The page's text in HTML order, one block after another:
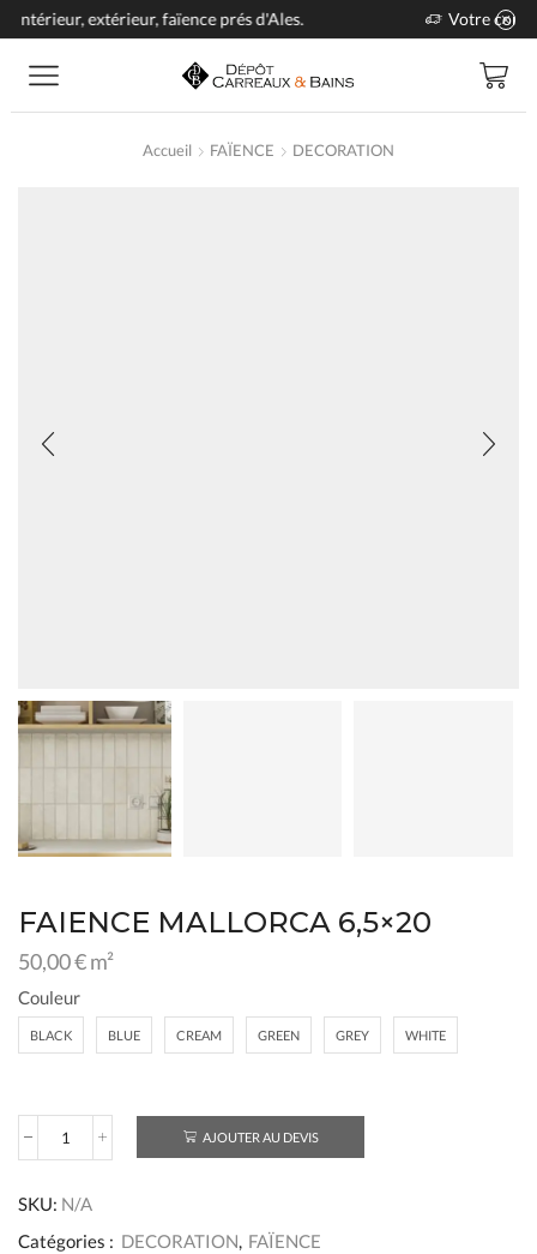
Votre commande livrée chez vous en 4 semaines
Accueil FAÏENCE DECORATION
FAIENCE MALLORCA 6,5×20
50,00€m²
Couleur
BLACK BLUE CREAM GREEN GREY WHITE
quantité
MALLORCA
6,5x20
AJOUTER AU DEVIS
SKU: N/A
Catégories : DECORATION FAÏENCE